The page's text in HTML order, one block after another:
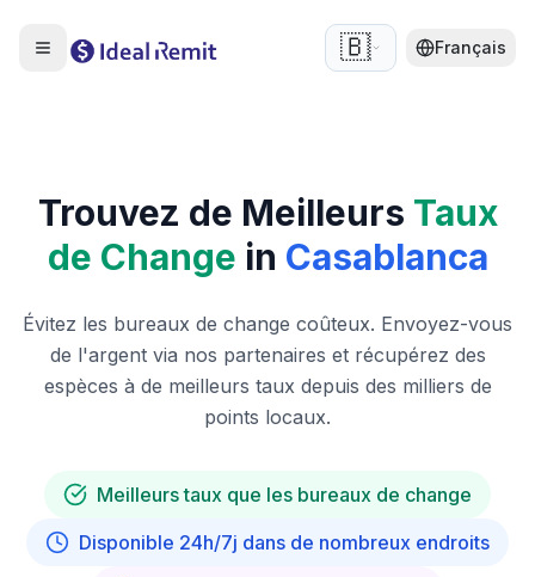
🇧🇪 Français
Trouvez de Meilleurs Taux
de Change in Casablanca
Évitez les bureaux de change coûteux. Envoyez-vous
de l'argent via nos partenaires et récupérez des
espèces à de meilleurs taux depuis des milliers de
points locaux.
Meilleurs taux que les bureaux de change
Disponible 24h/7j dans de nombreux endroits